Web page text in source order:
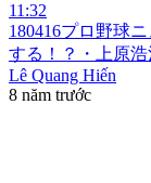
11:32
180416プロ野球
する！？・上原
Lê Quang Hiến
8 năm trước